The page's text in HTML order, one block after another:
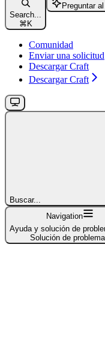
Search...
⌘K
Preguntar
Comunidad
Enviar una solicitud
Descargar Craft
Descargar Craft
Buscar...
Navigation
Ayuda y solución de
Solución de